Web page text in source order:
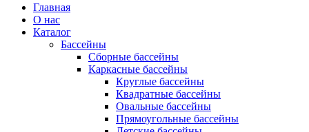
Главная
О нас
Каталог
Бассейны
Сборные бассейны
Каркасные бассейны
Круглые бассейны
Квадратные бассейны
Овальные бассейны
Прямоугольные бассейны